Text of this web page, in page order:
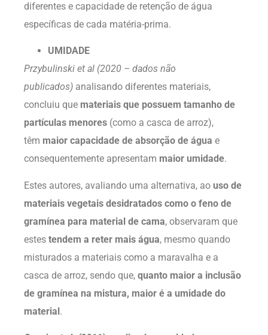
diferentes e capacidade de retenção de água
específicas de cada matéria-prima.
UMIDADE
Przybulinski et al (2020 – dados não
publicados) analisando diferentes materiais,
concluiu que materiais que possuem tamanho de
partículas menores (como a casca de arroz),
têm maior capacidade de absorção de água e
consequentemente apresentam maior umidade.
Estes autores, avaliando uma alternativa, ao uso de
materiais vegetais desidratados como o feno de
gramínea para material de cama, observaram que
estes tendem a reter mais água, mesmo quando
misturados a materiais como a maravalha e a
casca de arroz, sendo que, quanto maior a inclusão
de gramínea na mistura, maior é a umidade do
material.